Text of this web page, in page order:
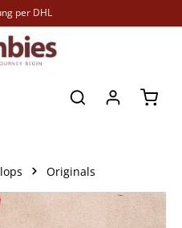
per DHL
Originals